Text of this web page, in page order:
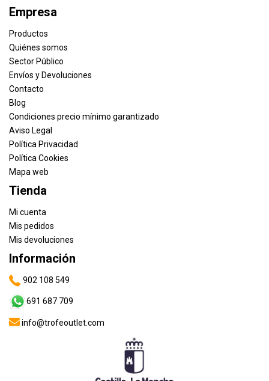
Empresa
Productos
Quiénes somos
Sector Público
Envíos y Devoluciones
Contacto
Blog
Condiciones precio mínimo garantizado
Aviso Legal
Política Privacidad
Política Cookies
Mapa web
Tienda
Mi cuenta
Mis pedidos
Mis devoluciones
Información
902 108 549
691 687 709
info@trofeoutlet.com